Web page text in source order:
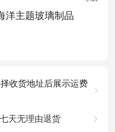
洋主题玻璃制品
收货地址后展示运费
天无理由退货